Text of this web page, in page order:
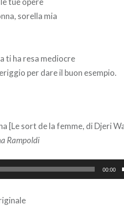
sorella mia
ti ha resa mediocre
per dare il buon esempio.
[Le sort de la femme, di Djeri
Rampoldi
00:00